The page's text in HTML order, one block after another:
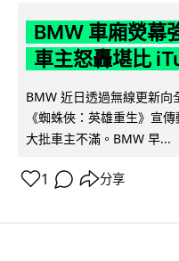
BMW 車廂熒幕
車主怒轟堪比
BMW 近日透過無線更新
《蜘蛛俠：英雄重生》宣
大批車主不滿。BMW 早...
1 分享